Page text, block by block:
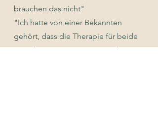
brauchen das nicht"
"Ich hatte von einer Bekannten
gehört, dass die Therapie für beide
ein Erkenntnisgewinn war und